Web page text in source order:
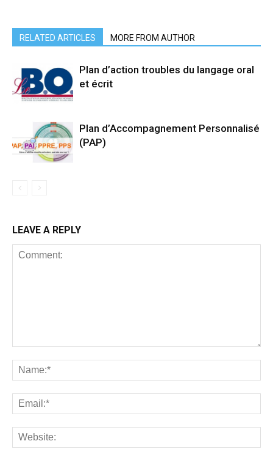
RELATED ARTICLES MORE FROM AUTHOR
Plan d’action troubles du langage oral
et écrit
Plan d’Accompagnement Personnalisé
(PAP)
LEAVE A REPLY